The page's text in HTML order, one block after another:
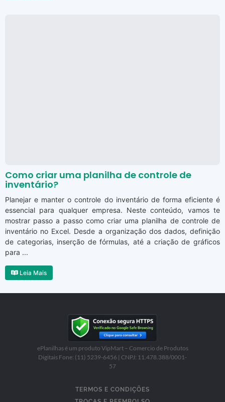
Como criar uma planilha de controle de
inventário?
Planejar e manter o controle do inventário de forma eficiente é
essencial para qualquer empresa. Neste conteúdo, vamos te
mostrar passo a passo como criar uma planilha de controle de
inventário no Excel. Desde a organização dos dados, definição
de categorias, inserção de fórmulas, até a criação de gráficos
para ...
Leia Mais
ePlanilhas é um produto VipMart – Comercio de Produtos
Digitais Fone: (11) 5239-6456 | CNPJ: 11.478.388/0001-
57
TERMOS E CONDIÇÕES